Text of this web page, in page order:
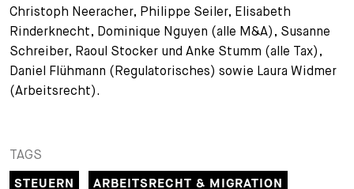
Christoph Neeracher, Philippe Seiler, Elisabeth
Rinderknecht, Dominique Nguyen (alle M&A), Susanne
Schreiber, Raoul Stocker und Anke Stumm (alle Tax),
Daniel Flühmann (Regulatorisches) sowie Laura Widmer
(Arbeitsrecht).
TAGS
STEUERN
ARBEITSRECHT & MIGRATION